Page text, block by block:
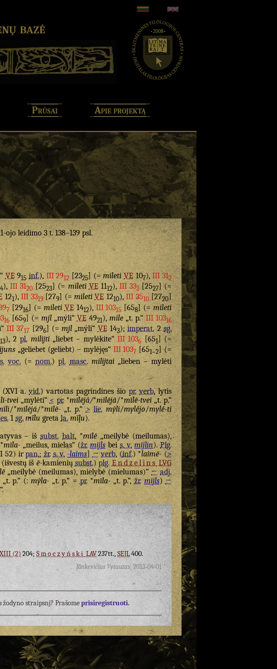
bazė
Prūsai Apie projektą
ojo leidimo 3 t. 138–139 psl.
VE915 inf.), III 2912[2325] (=mileti VE107),III 312
4),III 3120[2523] (=mileti VE1112),III 333[2527] (=
121),III 3319[279] (=mileti VE1210),III 3510[2720]
7[2916] (=mileti VE1412),III 10315[658] (=mileti
16[659] (=mjl„mýli“VE4921),mile„t. p.“III 10316
III 3717[296] (=mjl„mýli“VE143);imperat.2sg.
13), 2pl. milijti„liebet – mylėkite“III 1036[651] (=
„geliebet (geliebt) – mylėjęs“III 1037[651–2] (=
voc.(=nom.)pl. masc. milijtai„lieben – mylėti
(XVI a.vid.) vartotas pagrindines šiopr. verb.lytis
tvei„mylėti“< pr.*mīlējă/*mīlējā/*mīlē-tvei„t. p.“
/*mīlējā/*mīlē-„t. p.“> lie. mýli/mylė́jo/mylė́-ti
1 sg. mĩlugretala. mĩļu).
– išsubst. balt.*mīlē„meilybė (meilumas),
mīla-„meilus, mielas“ (žr. mijlsbeis. v. mijlin).Plg.
52) irpan.;žr. s. v. -laims]→ verb.(inf.) *laimē-(>
išē-kamieniųsubst.)plg. EndzelīnsLVG
„meilybė (meilumas), mielybė (mielumas)“← adj.
„t. p.“ (:mýla-„t. p.“ =pr.*mīla-„t. p.“,žr. mijls)→
(2) 204; Smoczyński LAV237tt.,SEJL400.
Rinkevičius Vytautas,2013-04-01
straipsnį? Prašomeprisiregistruoti.